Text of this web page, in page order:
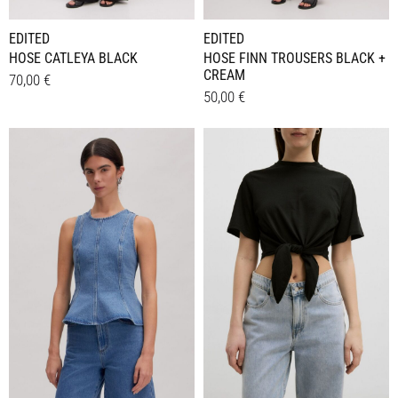
werden
EDITED
HOSE CATLEYA BLACK
70,00 €
Produkt
mehrere
Varianten
auf.
Die
Optionen
können
auf
der
Produktseite
gewählt
werden
EDITED
HOSE FINN TROUSERS BLACK +
CREAM
50,00 €
DetailsDieses
Produkt
weist
Varianten
auf.
Die
Optionen
können
auf
der
Produktseite
gewählt